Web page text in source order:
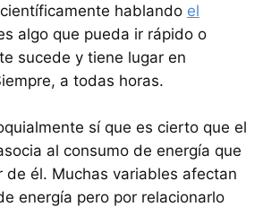
hablando el
algo que pueda ir rápido o
sucede y tiene lugar en
a todas horas.
sí que es cierto que el
al consumo de energía que
de él. Muchas variables afectan
energía pero por relacionarlo